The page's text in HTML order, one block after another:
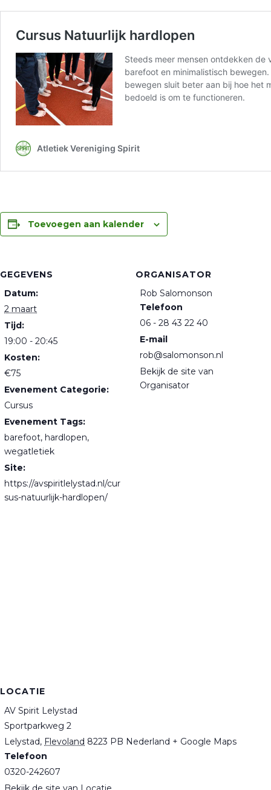
Toevoegen aan kalender
GEGEVENS
Datum:
2 maart
Tijd:
19:00 - 20:45
Kosten:
€75
Evenement Categorie:
Cursus
Evenement Tags:
barefoot, hardlopen,
wegatletiek
Site:
https://avspiritlelystad.nl/cur
sus-natuurlijk-hardlopen/
ORGANISATOR
Rob Salomonson
Telefoon
06 - 28 43 22 40
E-mail
rob@salomonson.nl
Bekijk de site van
Organisator
LOCATIE
AV Spirit Lelystad
Sportparkweg 2
Lelystad, Flevoland 8223 PB Nederland + Google Maps
Telefoon
0320-242607